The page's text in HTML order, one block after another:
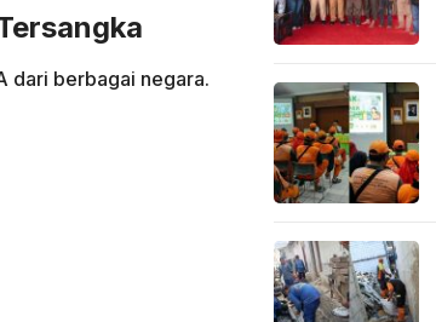
dari berbagai negara.